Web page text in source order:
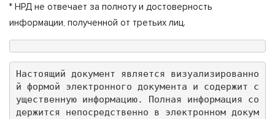
* НРД не отвечает за полноту и достоверность
информации, полученной от третьих лиц.
Настоящий документ является визуализированно
й формой электронного документа и содержит с
ущественную информацию. Полная информация со
держится непосредственно в электронном докум